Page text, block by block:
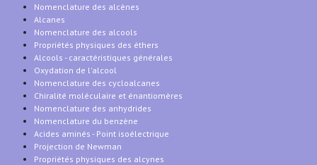
Nomenclature des alcènes
Alcanes
Nomenclature des alcools
Propriétés physiques des éthers
Alcools - caractéristiques générales
Oxydation de l'alcool
Nomenclature des cycloalcanes
Chiralité moléculaire et énantiomères
Nomenclature des anhydrides
Nomenclature du benzène
Acides aminés - Point isoélectrique
Projection de Newman
Propriétés physiques des alcynes